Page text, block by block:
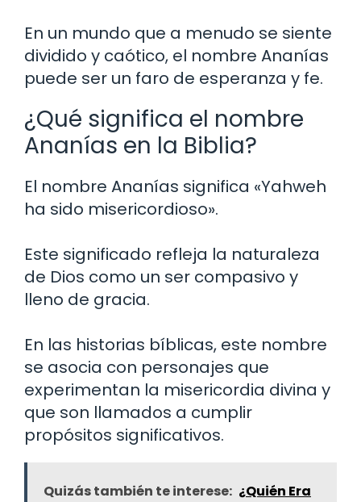
En un mundo que a menudo se siente
dividido y caótico, el nombre Ananías
puede ser un faro de esperanza y fe.
¿Qué significa el nombre
Ananías en la Biblia?
El nombre Ananías significa «Yahweh
ha sido misericordioso».
Este significado refleja la naturaleza
de Dios como un ser compasivo y
lleno de gracia.
En las historias bíblicas, este nombre
se asocia con personajes que
experimentan la misericordia divina y
que son llamados a cumplir
propósitos significativos.
Quizás también te interese: ¿Quién Era